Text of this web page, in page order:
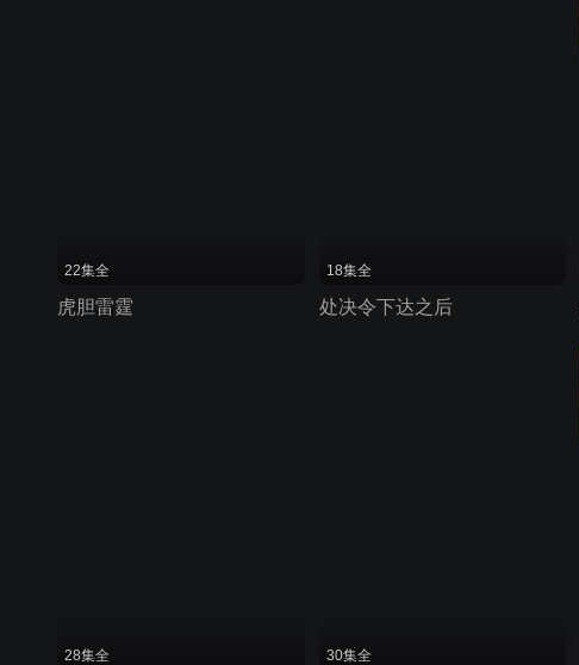
22集全
虎胆雷霆
18集全
处决令下达之后
28集全 30集全